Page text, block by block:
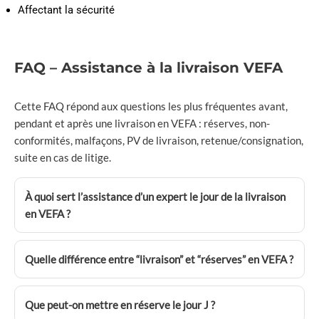
Affectant la sécurité
FAQ – Assistance à la livraison VEFA
Cette FAQ répond aux questions les plus fréquentes avant,
pendant et après une livraison en VEFA : réserves, non-
conformités, malfaçons, PV de livraison, retenue/consignation,
suite en cas de litige.
À quoi sert l’assistance d’un expert le jour de la livraison
en VEFA ?
Quelle différence entre “livraison” et “réserves” en VEFA ?
Que peut-on mettre en réserve le jour J ?